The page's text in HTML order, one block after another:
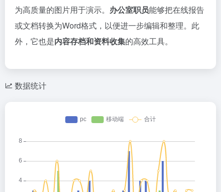
为高质量的图片用于演示。 办公室职员能够把在线报告
或文档转换为Word格式，以便进一步编辑和整理。此
外，它也是内容存档和资料收集的高效工具。
数据统计